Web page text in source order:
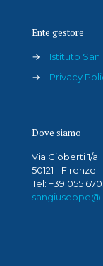
Ente gestore
→
Istituto San
→
Privacy
Dove siamo
Via Gioberti 1/a
50121 - Firenze
Tel: +39 055